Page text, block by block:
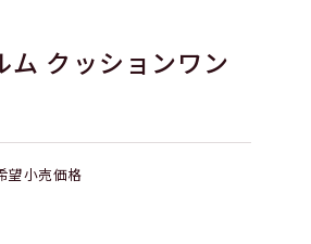
ム クッションワン
望小売価格